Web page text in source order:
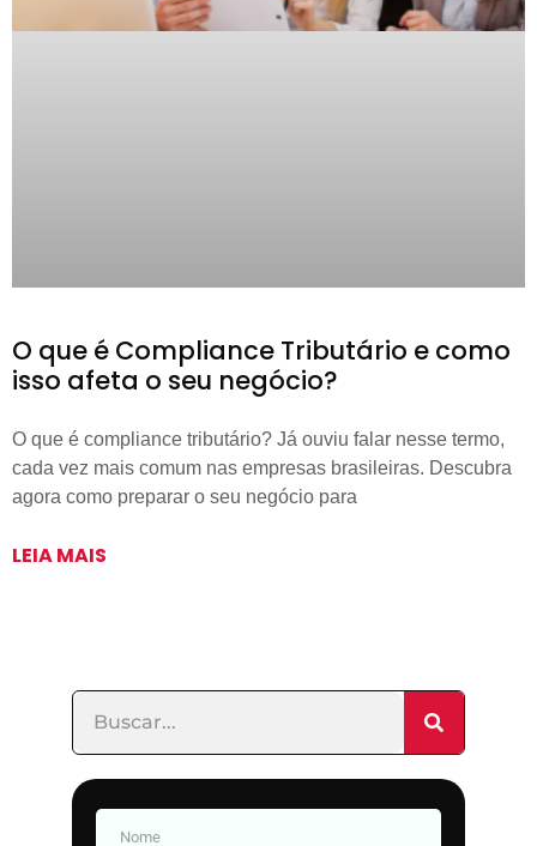
O que é Compliance Tributário e como
isso afeta o seu negócio?
O que é compliance tributário? Já ouviu falar nesse termo,
cada vez mais comum nas empresas brasileiras. Descubra
agora como preparar o seu negócio para
LEIA MAIS